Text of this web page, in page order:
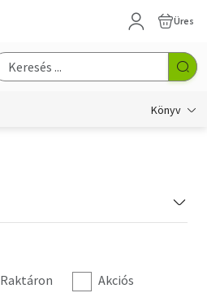
Üres
Könyv
Raktáron Akciós